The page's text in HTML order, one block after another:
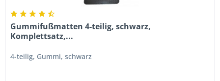
Gummifußmatten 4-teilig, schwarz,
Komplettsatz,...
4-teilig, Gummi, schwarz